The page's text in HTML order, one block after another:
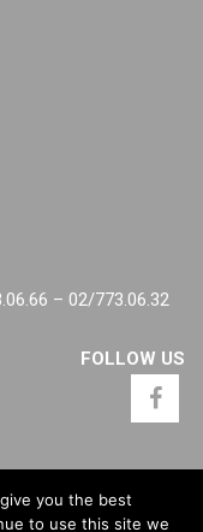
– 02/773.06.32
FOLLOW US
you the best
to use this site we